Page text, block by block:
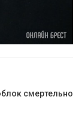
смертельно